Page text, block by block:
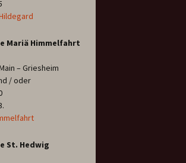
Mariä Himmelfahrt
– Griesheim
/ oder
St. Hedwig